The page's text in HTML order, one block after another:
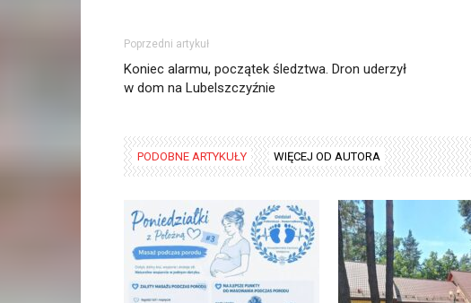
Poprzedni artykuł
Koniec alarmu, początek śledztwa. Dron uderzył
w dom na Lubelszczyźnie
PODOBNE ARTYKUŁY WIĘCEJ OD AUTORA